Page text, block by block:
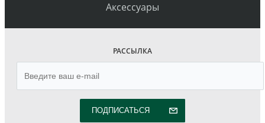
Аксессуары
РАССЫЛКА
ПОДПИСАТЬСЯ